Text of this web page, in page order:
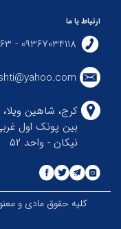
ارتباط با ما
09367034118 - 09195045363
کرج، شاهین
بین پونک اول
نیکان - واحد ۵۲
کلیه حقوق مادی و